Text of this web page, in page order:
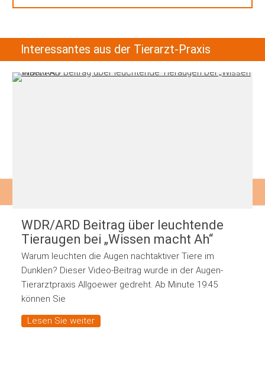
Interessantes aus der Tierarzt-Praxis
WDR/ARD Beitrag über leuchtende
Tieraugen bei „Wissen macht Ah“
Warum leuchten die Augen nachtaktiver Tiere im
Dunklen? Dieser Video-Beitrag wurde in der Augen-
Tierarztpraxis Allgoewer gedreht. Ab Minute 19:45
können Sie
Lesen Sie weiter